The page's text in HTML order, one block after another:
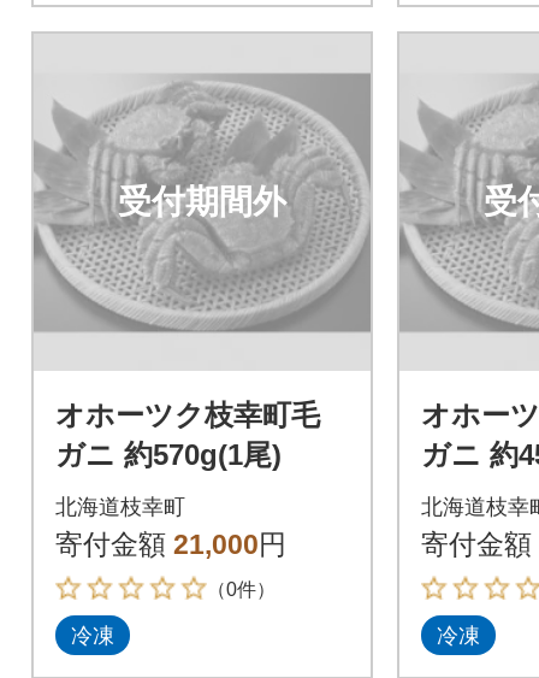
受付期間外
オホーツク枝幸町毛
ガニ 約570g(1尾)
北海道枝幸町
寄付金額 21,000円
（0件）
冷凍
受
オホー
ガニ 約
北海道枝幸
寄付金額
冷凍